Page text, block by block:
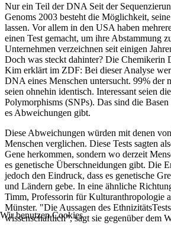
Nur ein Teil der DNA Seit der
Genoms 2003 besteht die Möglichkeit,
lassen. Vor allem in den USA haben
einen Test gemacht, um ihre Abstammung
Unternehmen verzeichnen seit einigen
Doch was steckt dahinter? Die
Kim erklärt im ZDF: Bei dieser Analyse
DNA eines Menschen untersucht. 99% der
seien ohnehin identisch. Interessant seien
Polymorphisms (SNPs). Das sind die
es Abweichungen gibt.
Diese Abweichungen würden mit denen
Menschen verglichen. Diese Tests sagten
Gene herkommen, sondern wo derzeit
es genetische Überschneidungen gibt. Die
jedoch den Eindruck, dass es genetische
und Ländern gebe. In eine ähnliche
Timm, Professorin für Kulturanthropologie
Münster. "Die Aussagen des
wissenschaftlich", sagt sie gegenüber dem
Wir benutzen Cookies